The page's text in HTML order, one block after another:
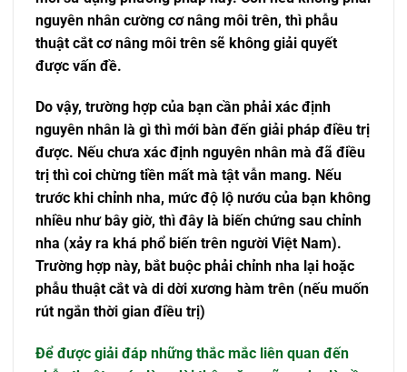
nguyên nhân cường cơ nâng môi trên, thì phẫu
thuật cắt cơ nâng môi trên sẽ không giải quyết
được vấn đề.
Do vậy, trường hợp của bạn cần phải xác định
nguyên nhân là gì thì mới bàn đến giải pháp điều trị
được. Nếu chưa xác định nguyên nhân mà đã điều
trị thì coi chừng tiền mất mà tật vẫn mang. Nếu
trước khi chỉnh nha, mức độ lộ nướu của bạn không
nhiều như bây giờ, thì đây là biến chứng sau chỉnh
nha (xảy ra khá phổ biến trên người Việt Nam).
Trường hợp này, bắt buộc phải chỉnh nha lại hoặc
phẫu thuật cắt và di dời xương hàm trên (nếu muốn
rút ngắn thời gian điều trị)
Để được giải đáp những thắc mắc liên quan đến